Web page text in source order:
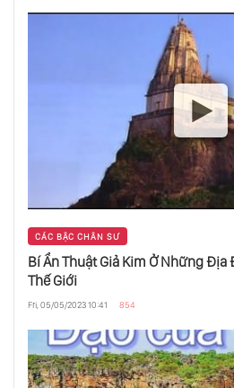
Thiền Trong
Tâm Trí Không
Chữa Chứng
Mật Chú Là Gì?
CÁC BẬC CHÂN SƯ
Bí Ẩn Thuật Giả Kim Ở Những
Thế Giới
Fri, 05/05/2023 10:41 854